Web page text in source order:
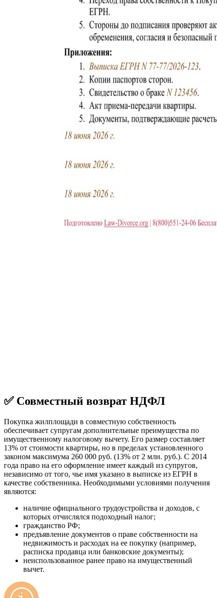
✅ Совместный возврат НДФЛ
Покупка жилплощади в совместную собственность
обеспечивает супругам дополнительные преимущества по
имущественному налоговому вычету. Его размер составляет
13% от стоимости квартиры, но в пределах установленного
законом максимума 260 000 руб. (13% от 2 млн. руб.). С 2014
года право на его оформление имеет каждый из супругов,
независимо от того, чье имя указано в выписке из ЕГРН в
качестве собственника. Необходимыми условиями получения
являются:
наличие официального трудоустройства и доходов, с
которых отчислялся подоходный налог;
гражданство РФ;
предъявление документов о праве собственности на
недвижимость и расходах на ее покупку (например,
расписка продавца или банковские документы);
неиспользованное ранее право на имущественный
вычет.